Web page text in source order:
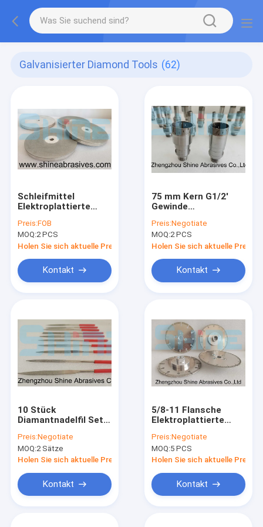
Galvanisierter Diamond Tools (62)
Schleifmittel
Elektroplattierte
für Glaskeramikstein
Preis:FOB
MOQ:2 PCS
Holen Sie sich aktuelle Preis
Kontakt
75 mm Kern G1/2'
Gewinde
für Glasstein-
Marmor
Preis:Negotiate
MOQ:2 PCS
Holen Sie sich aktuelle Preis
Kontakt
10 Stück
Diamantnadelfil Set
Schmuck Filing Glas
Metalle
Schimmelherstellung
Preis:Negotiate
MOQ:2 Sätze
Holen Sie sich aktuelle Preis
Kontakt
5/8-11 Flansche
Elektroplattierte
Diamant Vanity Blade
für Marmor
Preis:Negotiate
MOQ:5 PCS
Holen Sie sich aktuelle Preis
Kontakt